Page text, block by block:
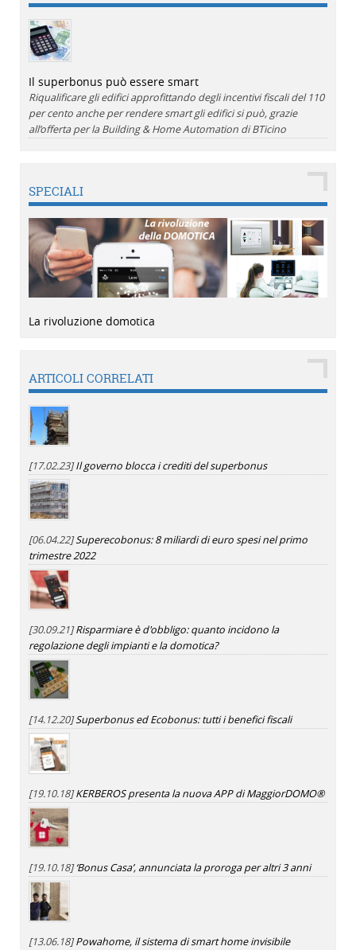
Il superbonus può essere smart
Riqualificare gli edifici approfittando degli incentivi fiscali del 110
per cento anche per rendere smart gli edifici si può, grazie
all’offerta per la Building & Home Automation di BTicino
SPECIALI
La rivoluzione domotica
ARTICOLI CORRELATI
[17.02.23]Il governo blocca i crediti del superbonus
[06.04.22]Superecobonus: 8 miliardi di euro spesi nel primo
trimestre 2022
[30.09.21]Risparmiare è d'obbligo: quanto incidono la
regolazione degli impianti e la domotica?
[14.12.20]Superbonus ed Ecobonus: tutti i benefici fiscali
[19.10.18]KERBEROS presenta la nuova APP di MaggiorDOMO®
[19.10.18]‘Bonus Casa’, annunciata la proroga per altri 3 anni
[13.06.18]Powahome, il sistema di smart home invisibile